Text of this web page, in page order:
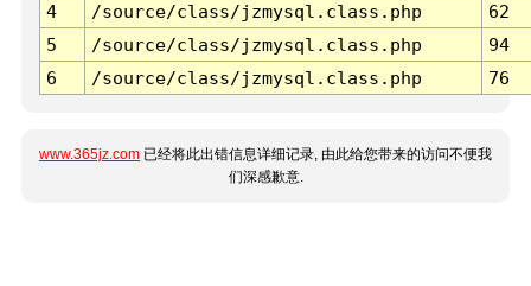
4
/source/class/jzmysql.class.php
62
5
/source/class/jzmysql.class.php
94
6
/source/class/jzmysql.class.php 76
www.365jz.com 已经将此出错信息详细记录, 由此给您带来的访问不便我
们深感歉意.